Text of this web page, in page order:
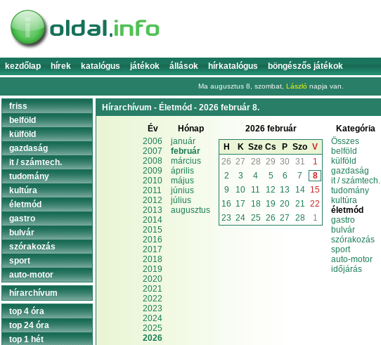
kezdőlap hírek katalógus játékok állások hírkatalógus böngészős játékok
Ma augusztus 8, szombat, László napja van.
Hírarchívum - Életmód - 2026 február 8.
Év
2006
2007
2008
2009
2010
2011
2012
2013
2014
2015
2016
2017
2018
2019
2020
2021
2022
2023
2024
2025
2026
Hónap
január
február
március
április
május
június
július
augusztus
2026 február
H
K Sze Cs P Szo V
26 27 28 29 30 31
1
2
3 4 5 6 7
8
9
10 11 12 13 14
15
16 17 18 19 20 21
22
23 24 25 26 27 28 1
Kategória
Összes
belföld
külföld
gazdaság
it / számtech.
tudomány
kultúra
életmód
gastro
bulvár
szórakozás
sport
auto-motor
időjárás
friss
belföld
külföld
gazdaság
it / számtech.
tudomány
kultúra
életmód
gastro
bulvár
szórakozás
sport
auto-motor
hírarchívum
top 4 óra
top 24 óra
top 1 hét